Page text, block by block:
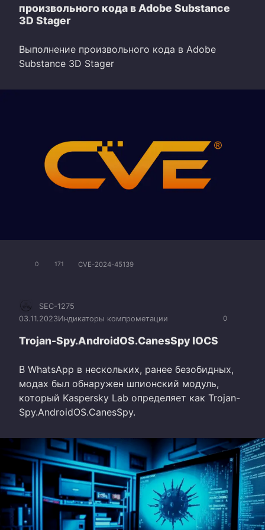
произвольного кода в Adobe Substance
3D Stager
Выполнение произвольного кода в Adobe
Substance 3D Stager
0 171 CVE-2024-45139
0
SEC-1275
03.11.2023Индикаторы компрометации
Trojan-Spy.AndroidOS.CanesSpy IOCS
В WhatsApp в нескольких, ранее безобидных,
модах был обнаружен шпионский модуль,
который Kaspersky Lab определяет как Trojan-
Spy.AndroidOS.CanesSpy.